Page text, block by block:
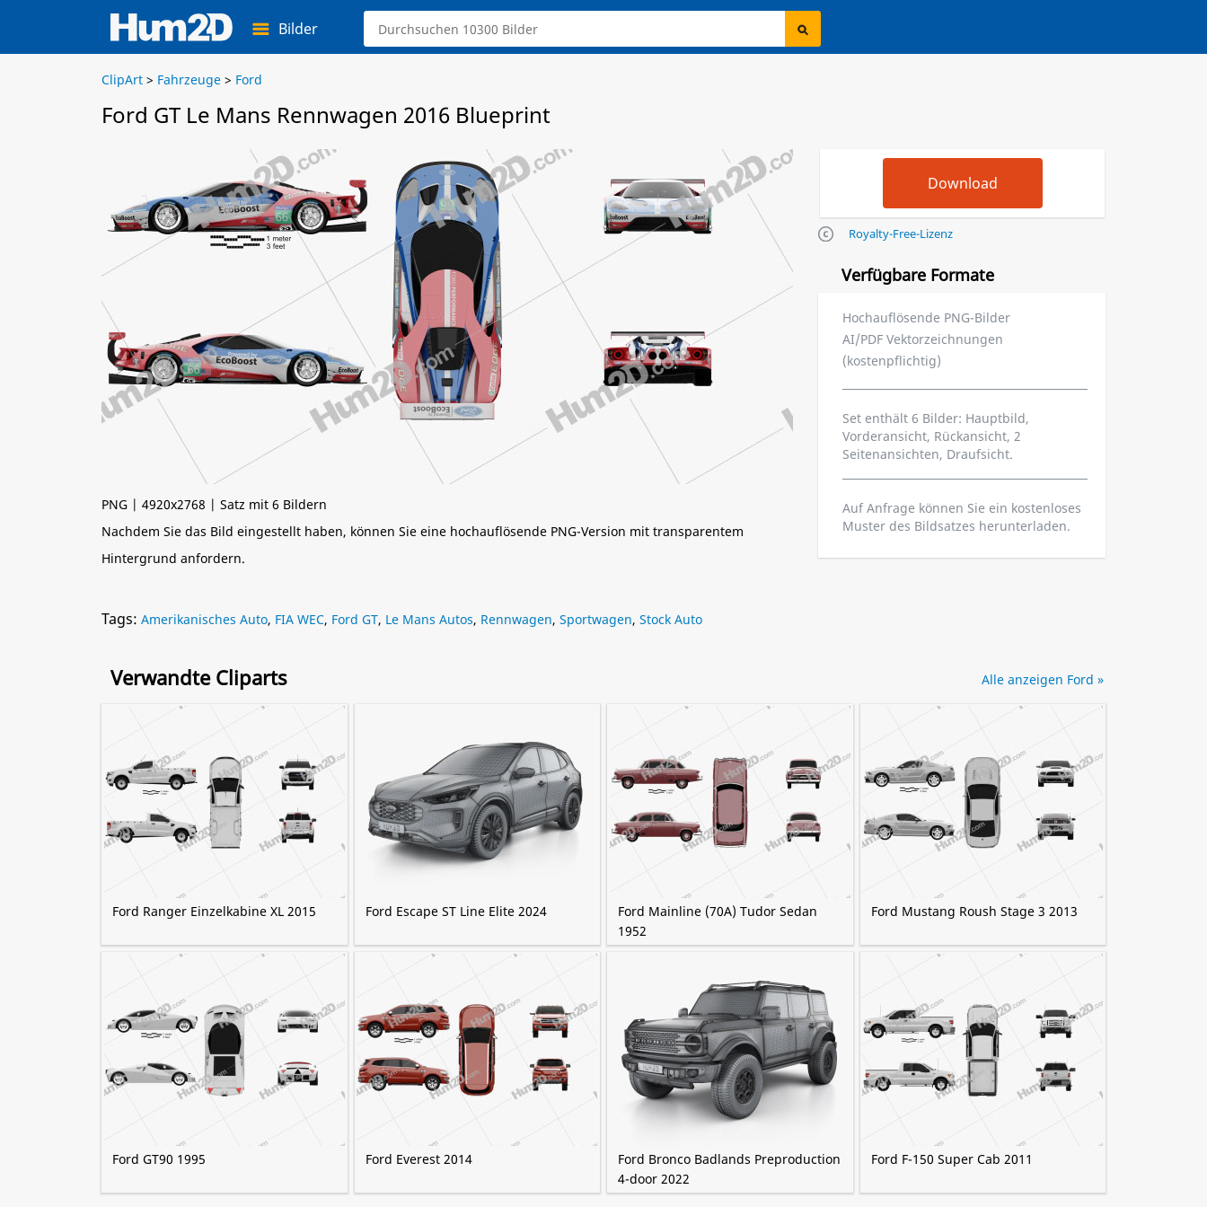
Bilder
ClipArt > Fahrzeuge > Ford
Ford GT Le Mans Rennwagen 2016 Blueprint
PNG | 4920x2768 | Satz mit 6 Bildern
Nachdem Sie das Bild eingestellt haben, können Sie eine hochauflösende PNG-Version mit transparentem
Hintergrund anfordern.
Royalty-Free-Lizenz
Verfügbare Formate
Hochauflösende PNG-Bilder
AI/PDF Vektorzeichnungen
(kostenpflichtig)
Set enthält 6 Bilder: Hauptbild,
Vorderansicht, Rückansicht, 2
Seitenansichten, Draufsicht.
Auf Anfrage können Sie ein kostenloses
Muster des Bildsatzes herunterladen.
Tags: Amerikanisches Auto, FIA WEC, Ford GT, Le Mans Autos, Rennwagen, Sportwagen, Stock Auto
Verwandte Cliparts
Ford Ranger Einzelkabine XL 2015 Ford Escape ST Line Elite 2024
Ford Mainline (70A) Tudor Sedan
1952
Ford Mustang Roush Stage 3 2013
Ford GT90 1995 Ford Everest 2014
Ford Bronco Badlands Preproduction
4-door 2022
Ford F-150 Super Cab 2011
Alle anzeigen Ford »